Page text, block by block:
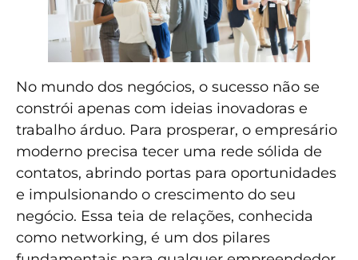
No mundo dos negócios, o sucesso não se
constrói apenas com ideias inovadoras e
trabalho árduo. Para prosperar, o empresário
moderno precisa tecer uma rede sólida de
contatos, abrindo portas para oportunidades
e impulsionando o crescimento do seu
negócio. Essa teia de relações, conhecida
como networking, é um dos pilares